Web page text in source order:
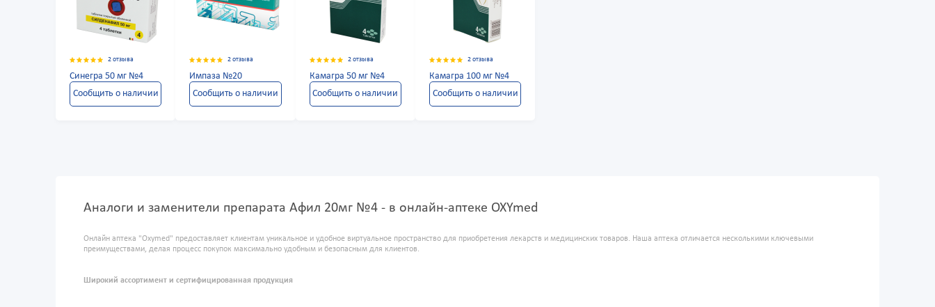
2 отзыва
Синегра 50 мг №4
Сообщить о наличии
2 отзыва
Импаза №20
Сообщить о наличии
2 отзыва
Камагра 50 мг №4
Сообщить о наличии
2 отзыва
Камагра 100 мг №4
Сообщить о наличии
Аналоги и заменители препарата Афил 20мг №4 - в онлайн-аптеке OXYmed
Онлайн аптека "Oxymed" предоставляет клиентам уникальное и удобное виртуальное пространство для приобретения лекарств и медицинских товаров. Наша аптека отличается несколькими ключевыми
преимуществами, делая процесс покупок максимально удобным и безопасным для клиентов.
Широкий ассортимент и сертифицированная продукция